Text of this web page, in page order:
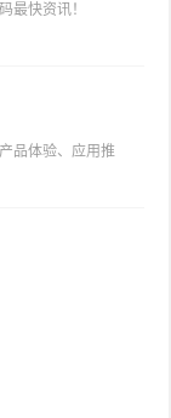
最快资讯！
品体验、应用推